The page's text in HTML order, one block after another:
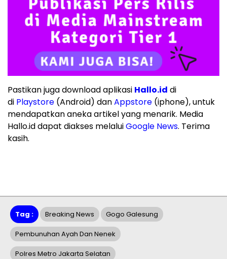
Pastikan juga download aplikasi Hallo.id di
di Playstore (Android) danAppstore (iphone), untuk
mendapatkan aneka artikel yang menarik. Media
Hallo.id dapat diakses melaluiGoogle News. Terima
kasih.
Tag : Breaking News Gogo Galesung
Pembunuhan Ayah Dan Nenek
Polres Metro Jakarta Selatan